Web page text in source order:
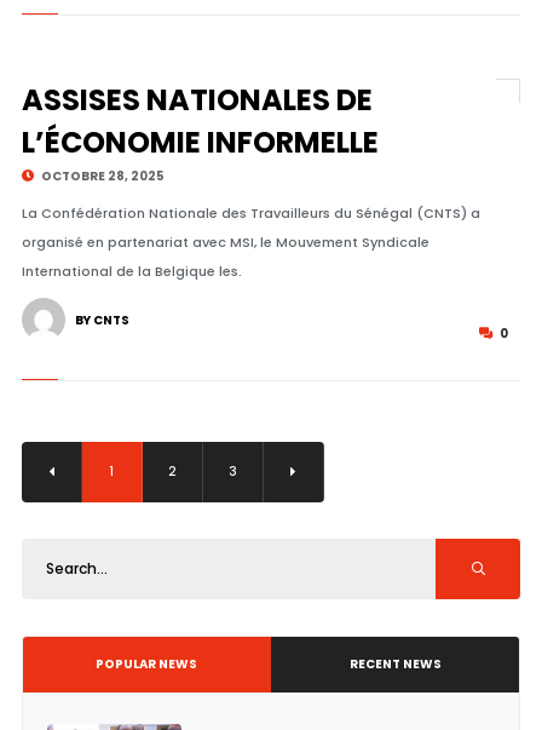
ASSISES NATIONALES DE
L’ÉCONOMIE INFORMELLE
OCTOBRE 28, 2025
La Confédération Nationale des Travailleurs du Sénégal (CNTS) a
organisé en partenariat avec MSI, le Mouvement Syndicale
International de la Belgique les.
0
BY CNTS
1 2 3
POPULAR NEWS RECENT NEWS